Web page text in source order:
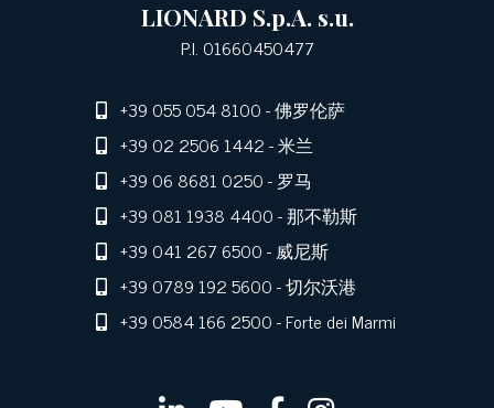
LIONARD S.p.A. s.u.
P.I. 01660450477
+39 055 054 8100- 佛罗伦萨
+39 02 2506 1442- 米兰
+39 06 8681 0250- 罗马
+39 081 1938 4400- 那不勒斯
+39 041 267 6500- 威尼斯
+39 0789 192 5600- 切尔沃港
+39 0584 166 2500- Forte dei Marmi